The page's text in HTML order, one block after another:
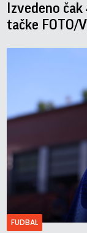
Izvedeno
tačke FOTO/
FUDBAL